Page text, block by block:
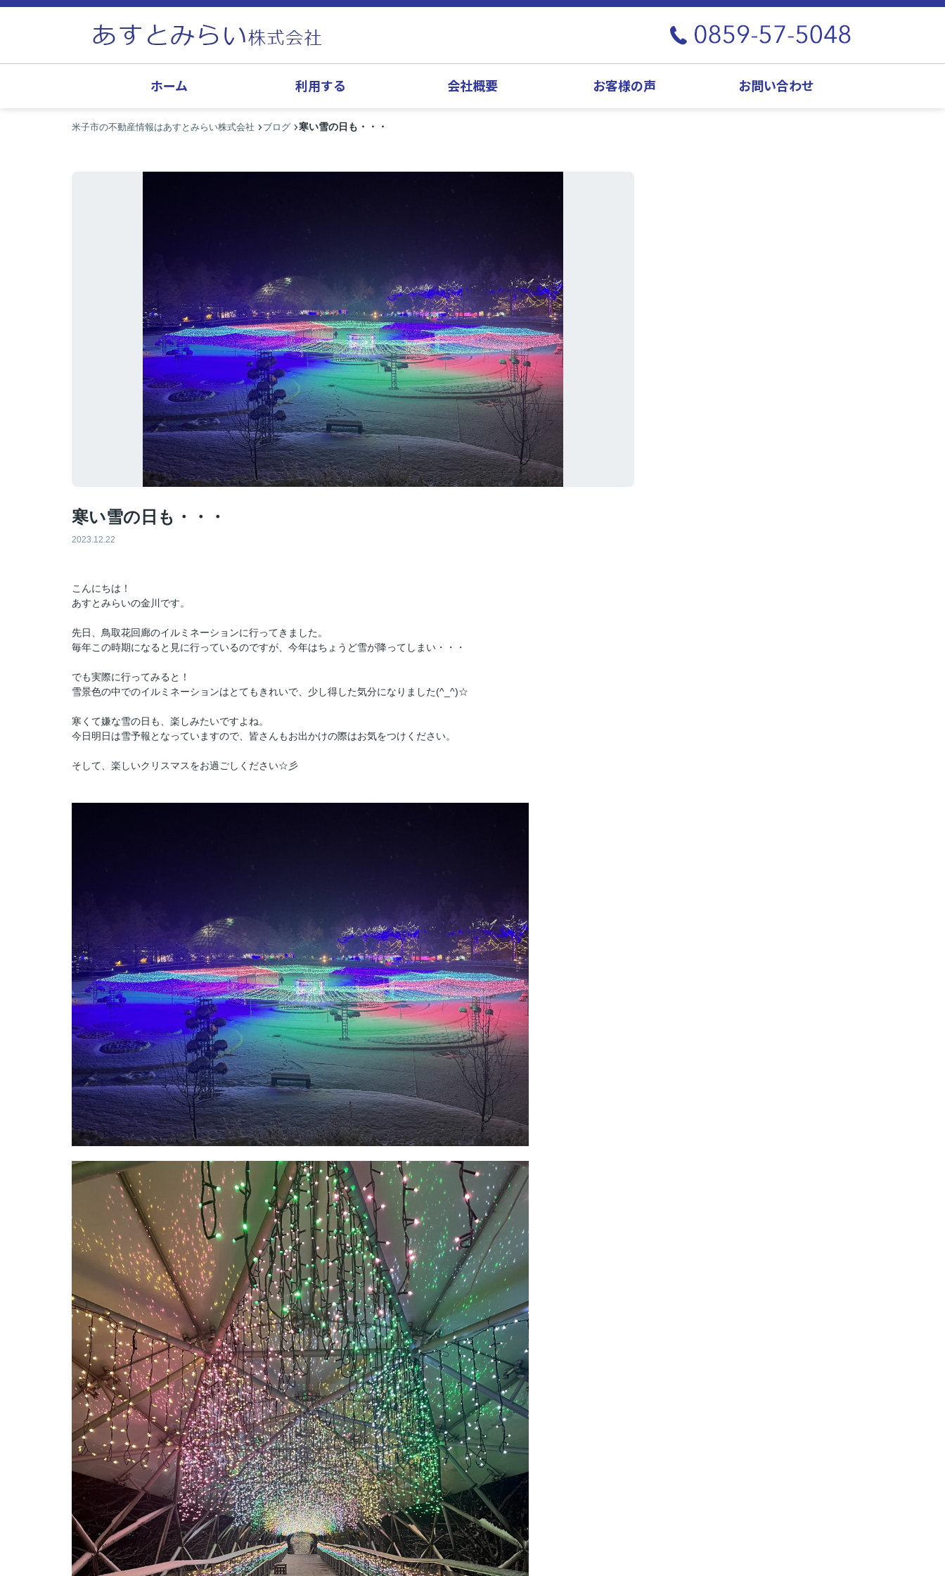
ホーム 利用する 会社概要 お客様の声 お問い合わせ
米子市の不動産情報はあすとみらい株式会社 ブログ 寒い雪の日も・・・
寒い雪の日も・・・
2023.12.22
こんにちは！
あすとみらいの金川です。
先日、鳥取花回廊のイルミネーションに行ってきました。
毎年この時期になると見に行っているのですが、今年はちょうど雪が降ってしまい・・・
でも実際に行ってみると！
雪景色の中でのイルミネーションはとてもきれいで、少し得した気分になりました(^_^)☆
寒くて嫌な雪の日も、楽しみたいですよね。
今日明日は雪予報となっていますので、皆さんもお出かけの際はお気をつけください。
そして、楽しいクリスマスをお過ごしください☆彡